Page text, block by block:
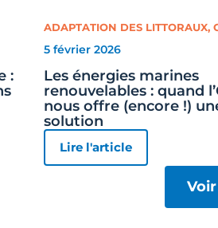
:
ADAPTATION DES LITTORAUX,
5 février 2026
Les énergies marines
renouvelables : quand
nous offre (encore !)
solution
Lire l'article